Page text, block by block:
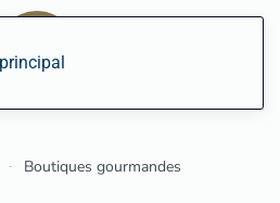
Boutiques gourmandes